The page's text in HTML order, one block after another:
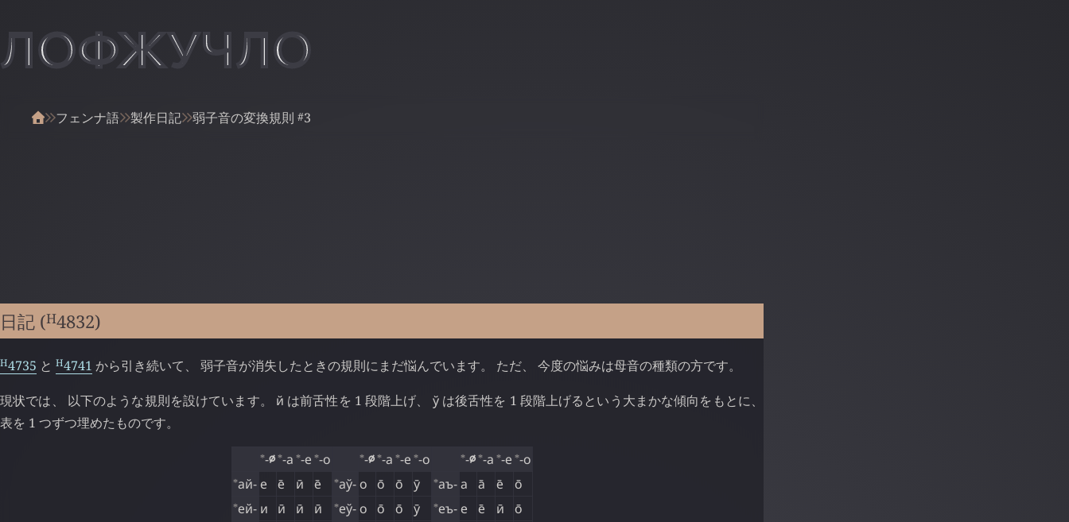
ЛОФЖУЧЛО
フェンナ語 製作日記 弱子音の変換規則 #3
日記 (H4832)
H4735 と H4741 から引き続いて、 弱子音が消失したときの規則にまだ悩んでいます。 ただ、 今度の悩みは母音の種類の方です。
現状では、 以下のような規則を設けています。 й は前舌性を 1 段階上げ、 ўは後舌性を 1 段階上げるという大まかな傾向をもとに、
表を 1 つずつ埋めたものです。
⁎-∅ ⁎-а ⁎-е ⁎-о
⁎ай-е е̄ ӣ е̄
⁎ей- и ӣ ӣ ӣ
⁎-∅ ⁎-а ⁎-е ⁎-о
⁎аў-о о̄ о̄ ӯ
⁎еў-о о̄ о̄ ӯ
⁎-∅ ⁎-а ⁎-е ⁎-о
⁎аъ-а а̄ е̄ о̄
⁎еъ-е е̄ ӣ о̄